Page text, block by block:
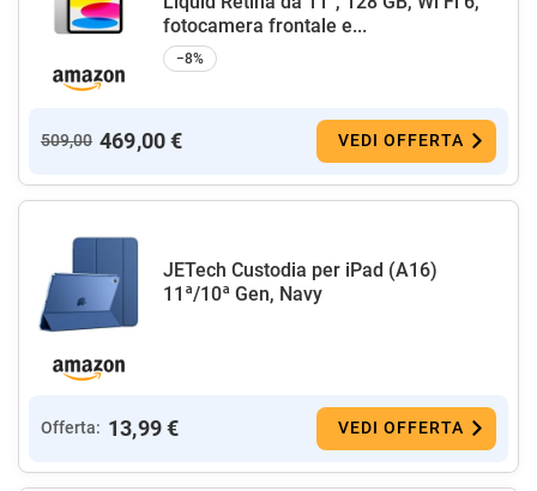
fotocamera frontale e...
−8%
509,00 469,00 € VEDI OFFERTA
JETech Custodia per iPad (A16)
11ª/10ª Gen, Navy
Offerta: 13,99 € VEDI OFFERTA